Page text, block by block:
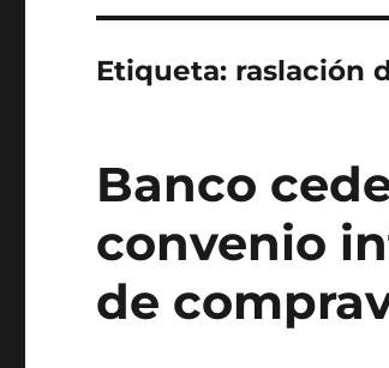
Etiqueta: raslación
Banco
convenio
de